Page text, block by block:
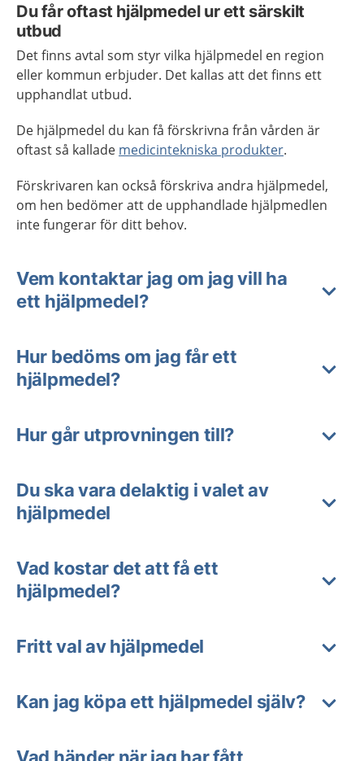
Du får oftast hjälpmedel ur ett särskilt
utbud
Det finns avtal som styr vilka hjälpmedel en region
eller kommun erbjuder. Det kallas att det finns ett
upphandlat utbud.
De hjälpmedel du kan få förskrivna från vården är
oftast så kallade medicintekniska produkter.
Förskrivaren kan också förskriva andra hjälpmedel,
om hen bedömer att de upphandlade hjälpmedlen
inte fungerar för ditt behov.
Vem kontaktar jag om jag vill ha
ett hjälpmedel?
Hur bedöms om jag får ett
hjälpmedel?
Hur går utprovningen till?
Du ska vara delaktig i valet av
hjälpmedel
Vad kostar det att få ett
hjälpmedel?
Fritt val av hjälpmedel
Kan jag köpa ett hjälpmedel själv?
Vad händer när jag har fått